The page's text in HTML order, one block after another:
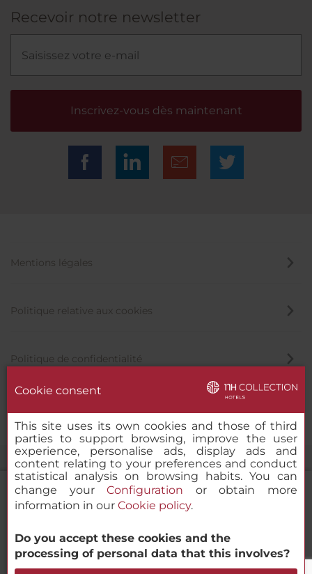
NH Collection Milano Touring
Recevoir notre newsletter
Inscrivez-vous dès maintenant
Mentions légales
Politique relative aux cookies
Politique de confidentialité
© 2000-2026 MINOR HOTELS EUROPE & AMERICAS Santa Engracia
120. 28003 Madrid, Espagne
Cookie consent
This site uses its own cookies and those of third
parties to support browsing, improve the user
experience, personalise ads, display ads and
content relating to your preferences and conduct
statistical analysis on browsing habits. You can
change yourConfiguration or obtain more
information in our Cookie policy.
Do you accept these cookies and the
processing of personal data that this involves?